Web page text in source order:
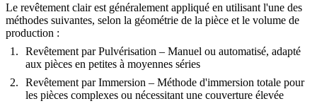
Le revêtement clair est généralement appliqué en utilisant l'une des
méthodes suivantes, selon la géométrie de la pièce et le volume de
production :
Revêtement par Pulvérisation – Manuel ou automatisé, adapté
aux pièces en petites à moyennes séries
Revêtement par Immersion – Méthode d'immersion totale pour
les pièces complexes ou nécessitant une couverture élevée